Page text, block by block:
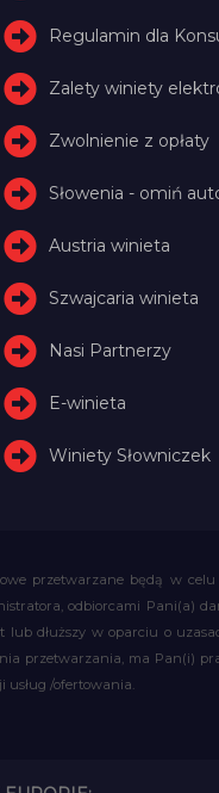
Regulamin dla
Zalety winiety
Zwolnienie z opłaty
Słowenia - omiń
Austria winieta
Szwajcaria winieta
Nasi Partnerzy
E-winieta
Winiety Słowniczek
przetwarzane będą w
odbiorcami Pani(a)
dłuższy w oparciu o
przetwarzania, ma Pan(i)
usług /ofertowania.